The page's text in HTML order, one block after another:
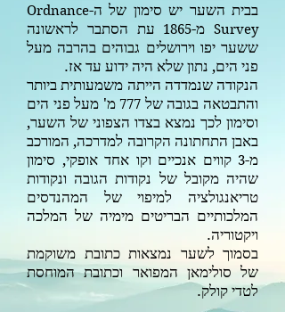
בבית השער יש סימון של ה-Ordnance
Survey מ-1865 עת הסתבר לראשונה
ששער יפו וירושלים גבוהים בהרבה מעל
פני הים, נתון שלא היה ידוע עד אז.
הנקודה שנמדדה הייתה משמעותית ביותר
והתבטאה בגובה של 777מ' מעל פני הים
וסימון לכך נמצא בצדו הצפוני של השער,
באבן התחתונה הקרובה למדרכה, המורכב
מ-3 קווים אנכיים וקו אחד אופקי, סימון
שהיה מקובל של נקודות הגובה ונקודות
טריאנגולציה למיפוי של המהנדסים
המלכותיים הבריטים מימיה של המלכה
ויקטוריה.
בסמוך לשער נמצאות כתובת משוקמת
של סולימאן המפואר וכתובת המוחסת
לטדי קולק.